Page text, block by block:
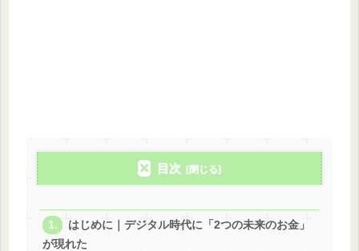
目次
はじめに｜デジタル時代に「2つの未来のお金」
が現れた